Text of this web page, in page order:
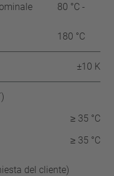
80 °C -
180 °C
±10 K
≥ 35 °C
≥ 35 °C
del cliente)